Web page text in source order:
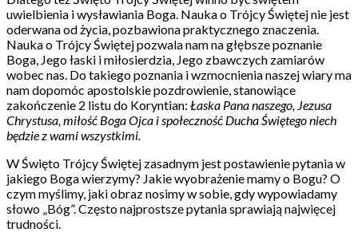
uwielbienia i wysławiania Boga. Nauka o Trójcy Świętej nie jest
oderwana od życia, pozbawiona praktycznego znaczenia.
Nauka o Trójcy Świętej pozwala nam na głębsze poznanie
Boga, Jego łaski i miłosierdzia, Jego zbawczych zamiarów
wobec nas. Do takiego poznania i wzmocnienia naszej wiary ma
nam dopomóc apostolskie pozdrowienie, stanowiące
zakończenie 2 listu do Koryntian: Łaska Pana naszego, Jezusa
Chrystusa, miłość Boga Ojca i społeczność Ducha Świętego niech
będzie z wami wszystkimi.
W Święto Trójcy Świętej zasadnym jest postawienie pytania w
jakiego Boga wierzymy? Jakie wyobrażenie mamy o Bogu? O
czym myślimy, jaki obraz nosimy w sobie, gdy wypowiadamy
słowo „Bóg”. Często najprostsze pytania sprawiają najwięcej
trudności.